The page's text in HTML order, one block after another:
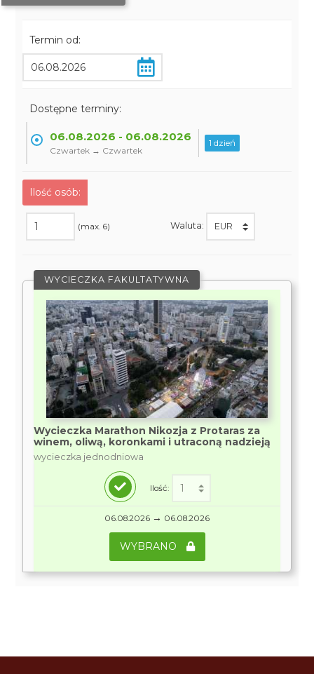
Termin od:
Dostępne terminy:
06.08.2026 - 06.08.2026
Czwartek → Czwartek
1 dzień
Ilość osób:
(max. 6) Waluta:
WYCIECZKA FAKULTATYWNA
Wycieczka Marathon Nikozja z Protaras za
winem, oliwą, koronkami i utraconą nadzieją
wycieczka jednodniowa
Ilość:
06.08.2026 → 06.08.2026
WYBRANO